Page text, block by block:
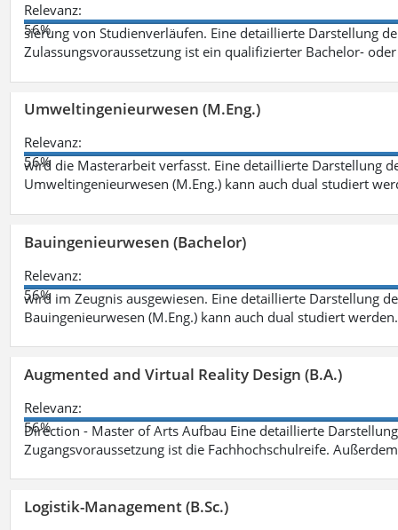
Relevanz:
56%
sierung von Studienverläufen. Eine detaillierte Darstellung
Zulassungsvoraussetzung ist ein qualifizierter Bachelor-
Umweltingenieurwesen (M.Eng.)
Relevanz:
56%
wird die Masterarbeit verfasst. Eine detaillierte Darstellung
Umweltingenieurwesen (M.Eng.) kann auch dual studiert
Bauingenieurwesen (Bachelor)
Relevanz:
56%
wird im Zeugnis ausgewiesen. Eine detaillierte Darstellung
Bauingenieurwesen (M.Eng.) kann auch dual studiert
Augmented and Virtual Reality Design (B.A.)
Relevanz:
56%
Direction - Master of Arts Aufbau Eine detaillierte
Zugangsvoraussetzung ist die Fachhochschulreife.
Logistik-Management (B.Sc.)